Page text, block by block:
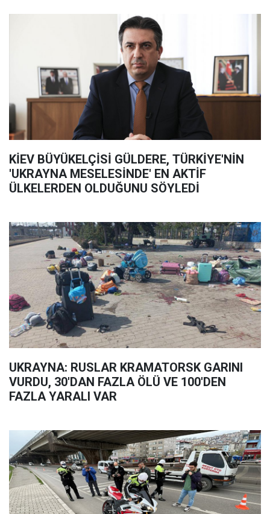
KİEV BÜYÜKELÇİSİ GÜLDERE, TÜRKİYE'NİN
'UKRAYNA MESELESİNDE' EN AKTİF
ÜLKELERDEN OLDUĞUNU SÖYLEDİ
UKRAYNA: RUSLAR KRAMATORSK GARINI
VURDU, 30'DAN FAZLA ÖLÜ VE 100'DEN
FAZLA YARALI VAR